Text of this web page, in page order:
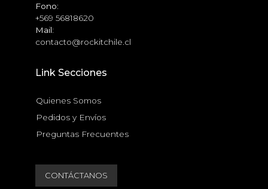
Fono:
+569 56818620
Mail:
contacto@rockitchile.cl
Link Secciones
Quienes Somos
Pedidos y Envíos
Preguntas Frecuentes
CONTÁCTANOS